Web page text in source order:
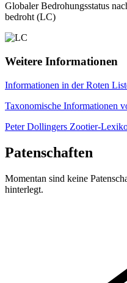
Globaler Bedrohungsstatus
bedroht (LC)
Weitere Informationen
Informationen in der Roten
Taxonomische Informationen
Peter Dollingers Zootier-
Patenschaften
Momentan sind keine
hinterlegt.